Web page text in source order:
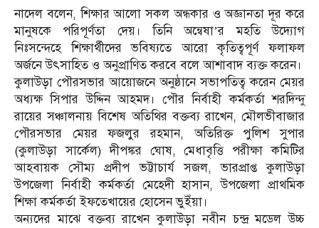
নাদেল বলেন, শিক্ষার আলো সকল অন্ধকার ও অজ্ঞানতা দূর করে
মানুষকে পরিপূর্ণতা দেয়। তিনি অন্বেষা’র মহতি উদ্যোগ
নিঃসন্দেহে শিক্ষার্থীদের ভবিষ্যতে আরো কৃতিত্বপূর্ণ ফলাফল
অর্জনে উৎসাহিত ও অনুপ্রাণিত করবে বলে আশাবাদ ব্যক্ত করেন।
কুলাউড়া পৌরসভার আয়োজনে অনুষ্ঠানে সভাপতিত্ব করেন মেয়র
অধ্যক্ষ সিপার উদ্দিন আহমদ। পৌর নির্বাহী কর্মকর্তা শরদিন্দু
রায়ের সঞ্চালনায় বিশেষ অতিথির বক্তব্য রাখেন, মৌলভীবাজার
পৌরসভার মেয়র ফজলুর রহমান, অতিরিক্ত পুলিশ সুপার
(কুলাউড়া সার্কেল) দীপঙ্কর ঘোষ, মেধাবৃত্তি পরীক্ষা কমিটির
আহবায়ক সৌম্য প্রদীপ ভট্টাচার্য সজল, ভারপ্রাপ্ত কুলাউড়া
উপজেলা নির্বাহী কর্মকর্তা মেহেদী হাসান, উপজেলা প্রাথমিক
শিক্ষা কর্মকর্তা ইফতেখায়ের হোসেন ভুইঁয়া।
অন্যদের মাঝে বক্তব্য রাখেন কুলাউড়া নবীন চন্দ্র মডেল উচ্চ